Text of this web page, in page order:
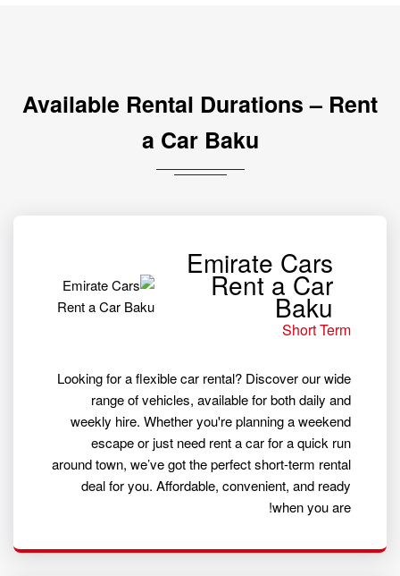
Available Rental Durations – Rent
a Car Baku
Emirate Cars
Rent a Car
Baku
Short Term
Looking for a flexible car rental? Discover our wide
range of vehicles, available for both daily and
weekly hire. Whether you're planning a weekend
escape or just need rent a car for a quick run
around town, we’ve got the perfect short-term rental
deal for you. Affordable, convenient, and ready
when you are!